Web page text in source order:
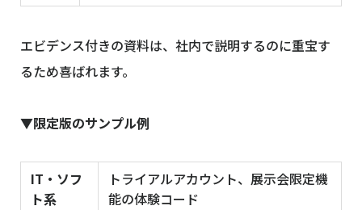
エビデンス付きの資料は、社内で説明するのに重宝す
るため喜ばれます。
▼限定版のサンプル例
IT・ソフ
ト系
トライアルアカウント、展示会限定機
能の体験コード